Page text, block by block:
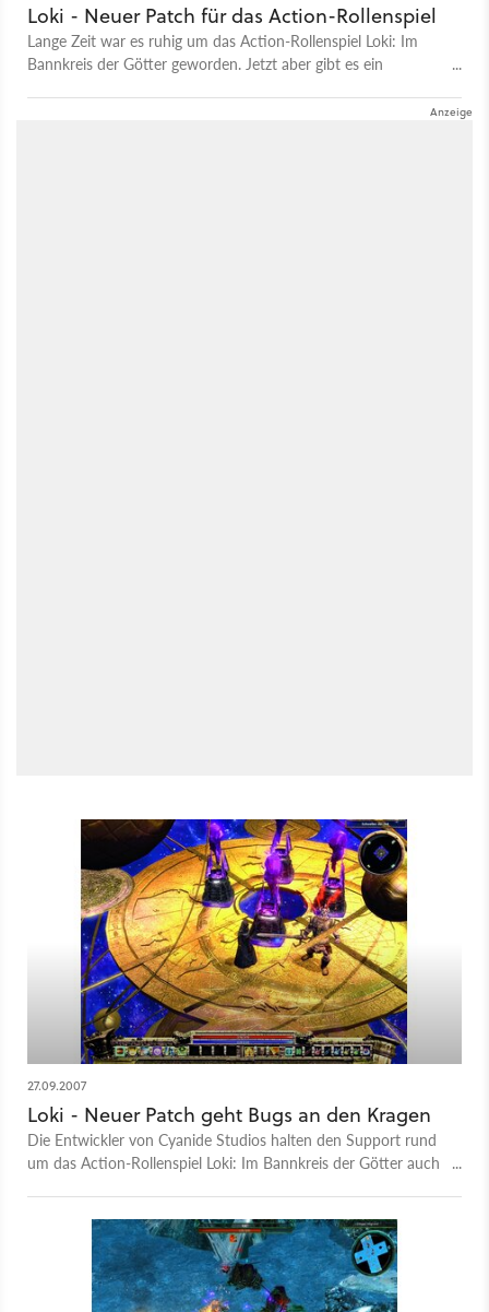
Loki - Neuer Patch für das Action-Rollenspiel
Lange Zeit war es ruhig um das Action-Rollenspiel Loki: Im
Bannkreis der Götter geworden. Jetzt aber gibt es ein
27.09.2007
Loki - Neuer Patch geht Bugs an den Kragen
Die Entwickler von Cyanide Studios halten den Support rund
um das Action-Rollenspiel Loki: Im Bannkreis der Götter auch
1.0.6.7 behebt einige Bugs und nimmt Änderungen am
Balancing vor. Zudem wurde die Levelbegrenzung im
Multiplayer-Modus aufgehoben. Achtung: Es handelt sich um
einen Beta-Patch, so dass es noch zu Problemen kommen